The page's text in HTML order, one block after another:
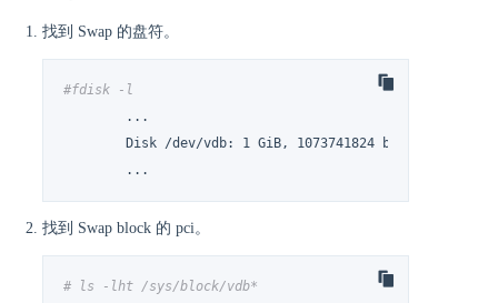
找到 Swap 的盘符。
#fdisk -l
	...
找到 Swap block 的 pci。
# ls -lht /sys/block/vdb*